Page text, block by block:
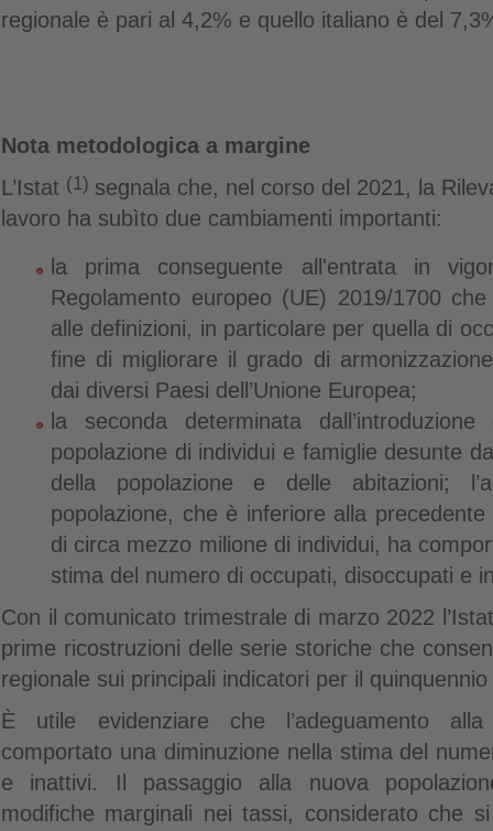
regionale è pari al 4,2% e quello italiano è del
Nota metodologica a margine
L’Istat (1) segnala che, nel corso del 2021, la
lavoro ha subìto due cambiamenti importanti:
la prima conseguente all'entrata in
Regolamento europeo (UE) 2019/1700
alle definizioni, in particolare per quella di
fine di migliorare il grado di
dai diversi Paesi dell’Unione Europea;
la seconda determinata
popolazione di individui e famiglie desunte
della popolazione e delle abitazioni;
popolazione, che è inferiore alla precedente
di circa mezzo milione di individui, ha
stima del numero di occupati, disoccupati e
Con il comunicato trimestrale di marzo 2022
prime ricostruzioni delle serie storiche che
regionale sui principali indicatori per il
È utile evidenziare che l’adeguamento
comportato una diminuzione nella stima del
e inattivi. Il passaggio alla nuova
modifiche marginali nei tassi, considerato che